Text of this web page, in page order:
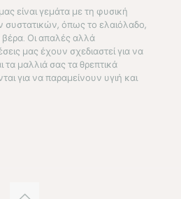
είναι γεμάτα με τη φυσική
όπως το ελαιόλαδο,
Οι απαλές αλλά
μας έχουν σχεδιαστεί για να
μαλλιά σας τα θρεπτικά
για να παραμείνουν υγιή και